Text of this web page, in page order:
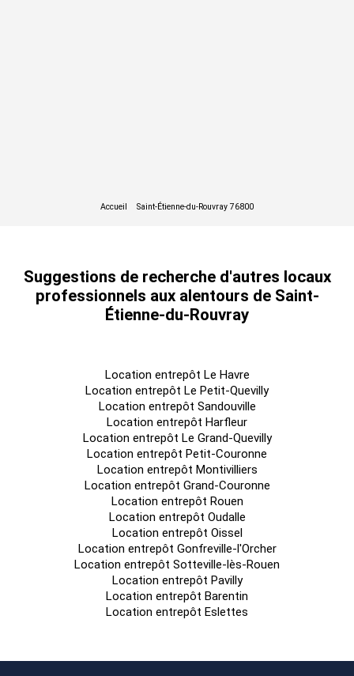
Suggestions de recherche d'autres locaux
professionnels aux alentours de Saint-
Étienne-du-Rouvray
Location entrepôt Le Havre
Location entrepôt Le Petit-Quevilly
Location entrepôt Sandouville
Location entrepôt Harfleur
Location entrepôt Le Grand-Quevilly
Location entrepôt Petit-Couronne
Location entrepôt Montivilliers
Location entrepôt Grand-Couronne
Location entrepôt Rouen
Location entrepôt Oudalle
Location entrepôt Oissel
Location entrepôt Gonfreville-l'Orcher
Location entrepôt Sotteville-lès-Rouen
Location entrepôt Pavilly
Location entrepôt Barentin
Location entrepôt Eslettes